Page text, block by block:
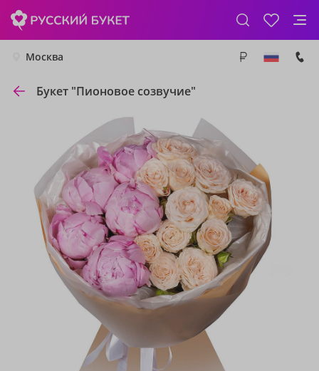
Москва
Букет "Пионовое созвучие"